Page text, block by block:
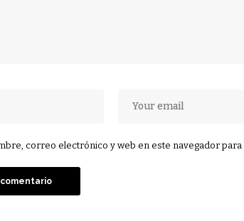
correo electrónico y web en este navegador